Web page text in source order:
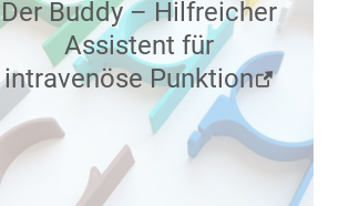
Der Buddy – Hilfreicher
Assistent für
intravenöse Punktion